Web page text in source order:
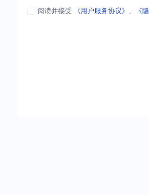
阅读并接受 《用户服务协议》 、 《